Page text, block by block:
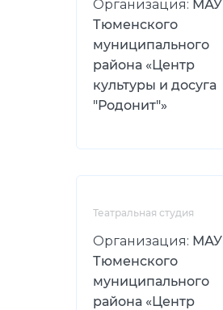
Организация: МАУ
Тюменского
муниципального
района «Центр
культуры и досуга
"Родонит"»
Театральная студия
Организация: МАУ
Тюменского
муниципального
района «Центр